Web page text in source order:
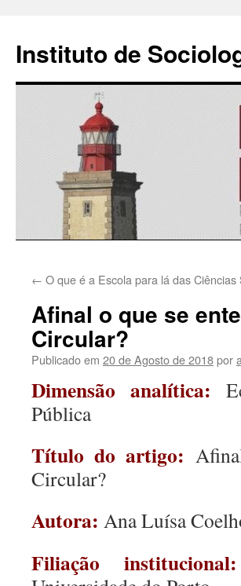
Instituto de
para
conteúdo
← O que é a Escola para lá das Ciências
Afinal o que se
Circular?
Publicado em 20 de Agosto de 2018por
Dimensão analítica:
Pública
Título do artigo:
Circular?
Autora: Ana Luísa
Filiação institucional: